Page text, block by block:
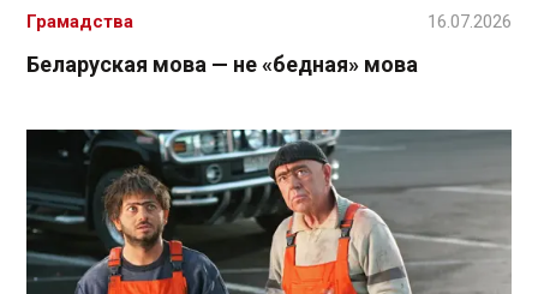
Беларуская мова — не «бедная» мова
Грамадства 16.07.2026